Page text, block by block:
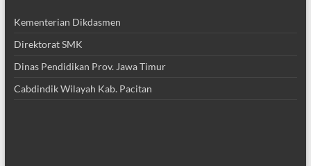
Kementerian Dikdasmen
Direktorat SMK
Dinas Pendidikan Prov. Jawa Timur
Cabdindik Wilayah Kab. Pacitan